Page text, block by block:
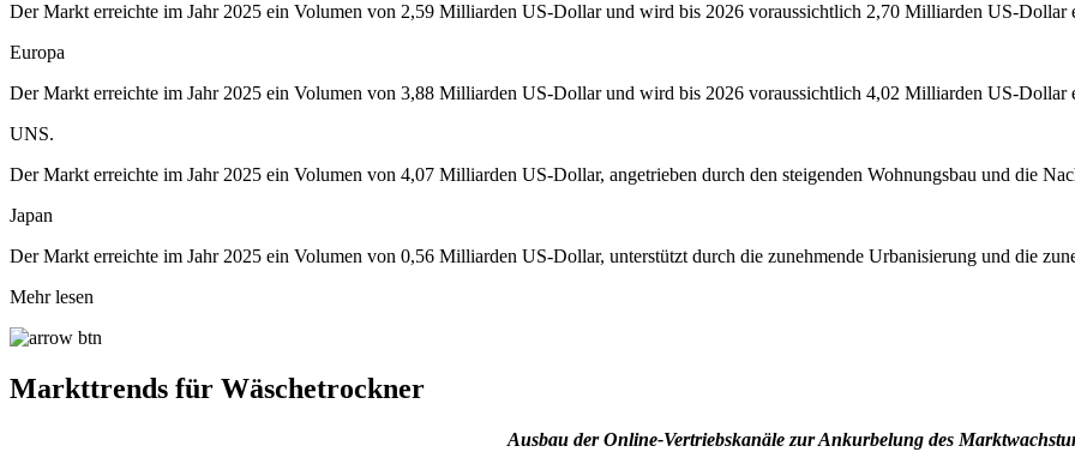
Der Markt erreichte im Jahr 2025 ein Volumen von 2,59 Milliarden US-Dollar und wird bis 2026 voraussichtlich 2,70 Milliarden US-Dollar
Europa
Der Markt erreichte im Jahr 2025 ein Volumen von 3,88 Milliarden US-Dollar und wird bis 2026 voraussichtlich 4,02 Milliarden US-Dollar
UNS.
Der Markt erreichte im Jahr 2025 ein Volumen von 4,07 Milliarden US-Dollar, angetrieben durch den steigenden Wohnungsbau und die
Japan
Der Markt erreichte im Jahr 2025 ein Volumen von 0,56 Milliarden US-Dollar, unterstützt durch die zunehmende Urbanisierung und die
Mehr lesen
Markttrends für Wäschetrockner
Ausbau der Online-Vertriebskanäle zur Ankurbelung des